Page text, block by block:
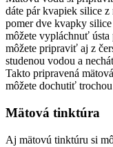
dáte pár kvapiek silice
pomer dve kvapky
môžete vypláchnuť
môžete pripraviť aj z
studenou vodou a
Takto pripravená
môžete dochutiť
Mätová tinktúra
Aj mätovú tinktúru si